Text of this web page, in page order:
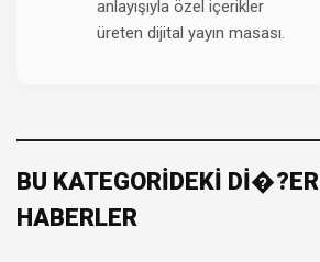
anlayışıyla özel içerikler
üreten dijital yayın masası.
BU KATEGORİDEKİ Dİ�?ER
HABERLER